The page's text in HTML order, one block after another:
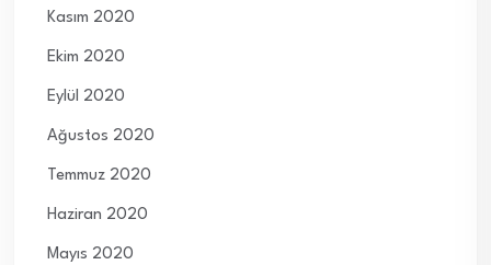
Kasım 2020
Ekim 2020
Eylül 2020
Ağustos 2020
Temmuz 2020
Haziran 2020
Mayıs 2020